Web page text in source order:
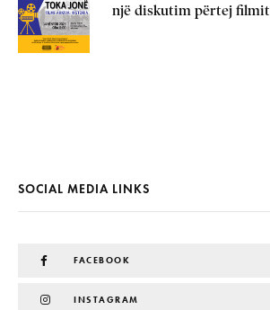
një diskutim përtej filmit
SOCIAL MEDIA LINKS
FACEBOOK
INSTAGRAM